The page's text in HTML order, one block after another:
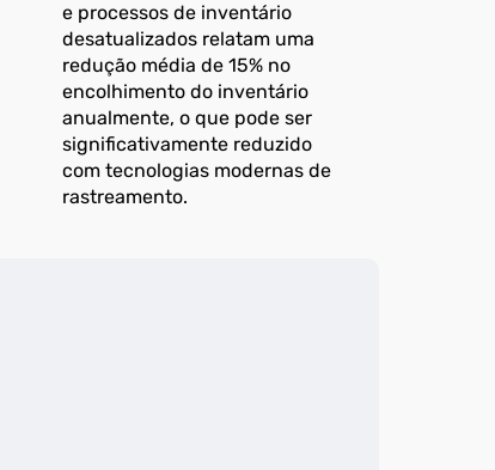
e processos de inventário
desatualizados relatam uma
redução média de 15% no
encolhimento do inventário
anualmente, o que pode ser
significativamente reduzido
com tecnologias modernas de
rastreamento.